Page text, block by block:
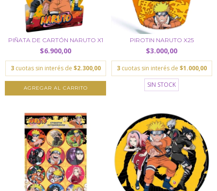
PIÑATA DE CARTÓN NARUTO X1
$6.900,00
3 cuotas sin interés de $2.300,00
PIROTIN NARUTO X25
$3.000,00
3 cuotas sin interés de $1.000,00
SIN STOCK